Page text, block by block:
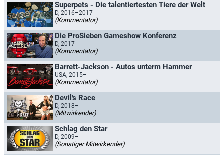
Superpets - Die talentiertesten Tiere der Welt
D, 2016–2017
(Kommentator)
Die ProSieben Gameshow Konferenz
D, 2017
(Kommentator)
Barrett-Jackson - Autos unterm Hammer
USA, 2015–
(Kommentator)
Devil's Race
D, 2018–
(Mitwirkender)
Schlag den Star
D, 2009–
(Sonstiger Mitwirkender)